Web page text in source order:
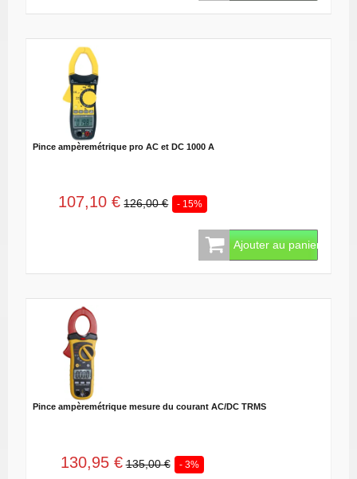
Pince ampèremétrique pro AC et DC 1000 A
107,10 € 126,00 € - 15%
Ajouter au panier
Pince ampèremétrique mesure du courant AC/DC TRMS
130,95 € 135,00 € - 3%